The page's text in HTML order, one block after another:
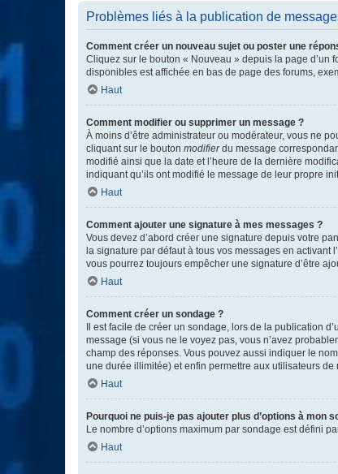
Problèmes liés à la publication de
Comment créer un nouveau sujet ou poster une
Cliquez sur le bouton « Nouveau » depuis la page d’un
disponibles est affichée en bas de page des forums,
Haut
Comment modifier ou supprimer un message ?
À moins d’être administrateur ou modérateur, vous ne
cliquant sur le bouton modifierdu message
modifié ainsi que la date et l’heure de la dernière
indiquant qu’ils ont modifié le message de leur propre
Haut
Comment ajouter une signature à mes messages ?
Vous devez d’abord créer une signature depuis votre
la signature par défaut à tous vos messages en
vous pourrez toujours empêcher une signature d’être
Haut
Comment créer un sondage ?
Il est facile de créer un sondage, lors de la publication
message (si vous ne le voyez pas, vous n’avez
champ des réponses. Vous pouvez aussi indiquer le
une durée illimitée) et enfin permettre aux utilisateurs de
Haut
Pourquoi ne puis-je pas ajouter plus d’options à mon
Le nombre d’options maximum par sondage est défini
Haut